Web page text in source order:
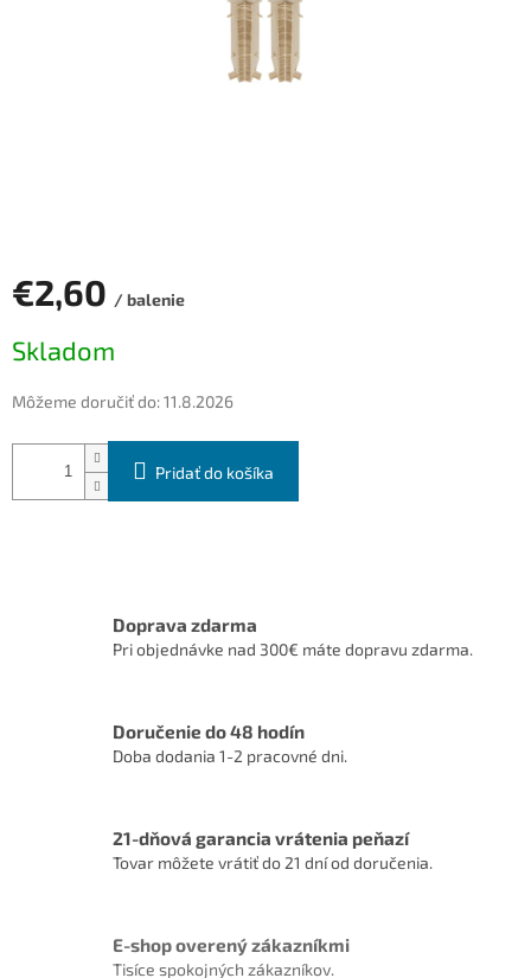
€2,60 / balenie
cena:
Skladom
Môžeme doručiť do:11.8.2026
Pridať do košíka
Doprava zdarma
Pri objednávke nad 300€ máte dopravu zdarma.
Doručenie do 48 hodín
Doba dodania 1-2 pracovné dni.
21-dňová garancia vrátenia peňazí
Tovar môžete vrátiť do 21 dní od doručenia.
E-shop overený zákazníkmi
Tisíce spokojných zákazníkov.